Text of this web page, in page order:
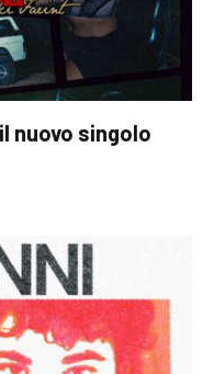
nuovo singolo